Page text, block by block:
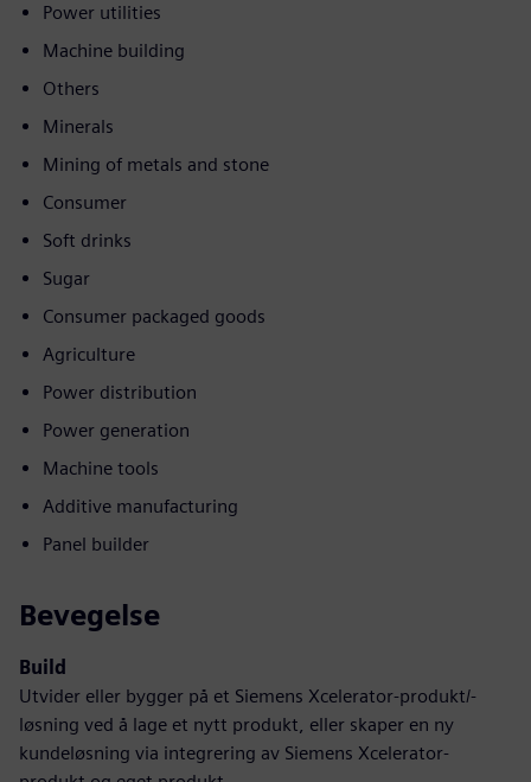
Power utilities
Machine building
Others
Minerals
Mining of metals and stone
Consumer
Soft drinks
Sugar
Consumer packaged goods
Agriculture
Power distribution
Power generation
Machine tools
Additive manufacturing
Panel builder
Bevegelse
Build
Utvider eller bygger på et Siemens Xcelerator-produkt/-
løsning ved å lage et nytt produkt, eller skaper en ny
kundeløsning via integrering av Siemens Xcelerator-